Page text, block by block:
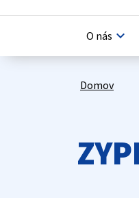
O nás keyboard_arrow_down
Domov